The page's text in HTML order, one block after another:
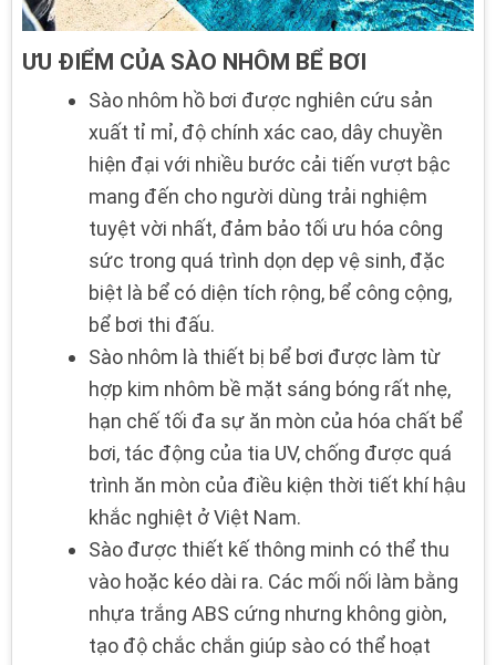
ƯU ĐIỂM CỦA SÀO NHÔM BỂ BƠI
Sào nhôm hồ bơi được nghiên cứu sản
xuất tỉ mỉ, độ chính xác cao, dây chuyền
hiện đại với nhiều bước cải tiến vượt bậc
mang đến cho người dùng trải nghiệm
tuyệt vời nhất, đảm bảo tối ưu hóa công
sức trong quá trình dọn dẹp vệ sinh, đặc
biệt là bể có diện tích rộng, bể công cộng,
bể bơi thi đấu.
Sào nhôm là thiết bị bể bơi được làm từ
hợp kim nhôm bề mặt sáng bóng rất nhẹ,
hạn chế tối đa sự ăn mòn của hóa chất bể
bơi, tác động của tia UV, chống được quá
trình ăn mòn của điều kiện thời tiết khí hậu
khắc nghiệt ở Việt Nam.
Sào được thiết kế thông minh có thể thu
vào hoặc kéo dài ra. Các mối nối làm bằng
nhựa trắng ABS cứng nhưng không giòn,
tạo độ chắc chắn giúp sào có thể hoạt